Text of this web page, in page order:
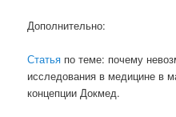
Дополнительно:
Статья по теме: почему
исследования в медицине в
концепции Докмед.